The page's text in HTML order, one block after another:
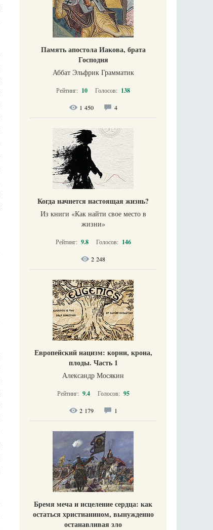
Память апостола Иакова, брата
Господня
Аббат Эльфрик Грамматик
Рейтинг: 10 Голосов: 138
1 450 4
Когда начнется настоящая жизнь?
Из книги «Как найти свое место в
жизни​»
Рейтинг: 9.8 Голосов: 146
2 248
Европейский нацизм: корни, крона,
плоды. Часть 1
Александр Мосякин
Рейтинг: 9.4 Голосов: 95
2 179 1
Бремя меча и исцеление сердца: как
остаться христианином, вынужденно
останавливая зло